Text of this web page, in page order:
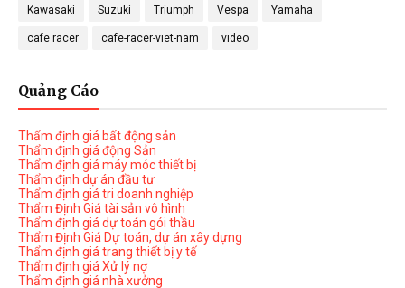
Kawasaki Suzuki Triumph Vespa Yamaha
cafe racer cafe-racer-viet-nam video
Quảng Cáo
Thẩm định giá bất động sản
Thẩm định giá động Sản
Thẩm định giá máy móc thiết bị
Thẩm định dự án đầu tư
Thẩm định giá tri doanh nghiệp
Thẩm Định Giá tài sản vô hình
Thẩm định giá dự toán gói thầu
Thẩm Định Giá Dự toán, dự án xây dựng
Thẩm định giá trang thiết bị y tế
Thẩm định giá Xử lý nợ
Thẩm định giá nhà xưởng